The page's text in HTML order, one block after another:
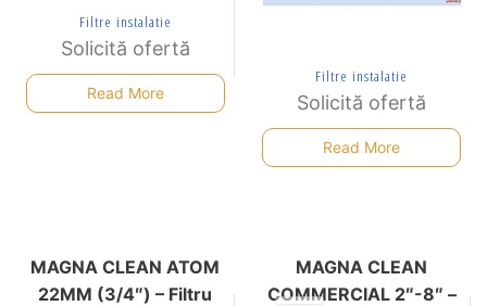
Filtre instalatie
Solicită ofertă
Read More
Filtre instalatie
Solicită ofertă
Read More
MAGNA CLEAN ATOM
22MM (3/4″) – Filtru
MAGNA CLEAN
COMMERCIAL 2″-8″ –